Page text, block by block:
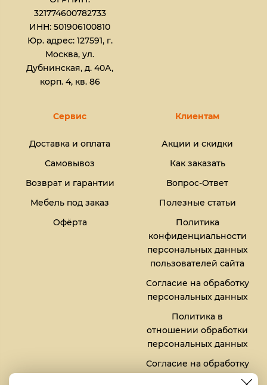
321774600782733
ИНН: 501906100810
Юр. адрес: 127591, г.
Москва, ул.
Дубнинская, д. 40А,
корп. 4, кв. 86
Сервис
Доставка и оплата
Самовывоз
Возврат и гарантии
Мебель под заказ
Офёрта
Клиентам
Акции и скидки
Как заказать
Вопрос-Ответ
Полезные статьи
Политика
конфиденциальности
персональных данных
пользователей сайта
Согласие на обработку
персональных данных
Политика в
отношении обработки
персональных данных
Согласие на обработку
файлов кукис (cookies)